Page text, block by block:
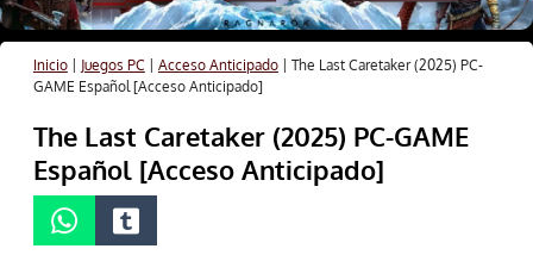
Inicio| Juegos PC Acceso Anticipado| The Last Caretaker (2025) PC-
GAME Español [Acceso Anticipado]
The Last Caretaker (2025) PC-GAME
Español [Acceso Anticipado]